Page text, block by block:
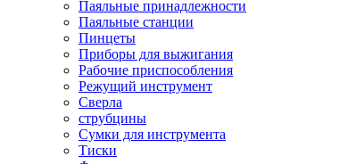
Паяльные принадлежности
Паяльные станции
Пинцеты
Приборы для выжигания
Рабочие приспособления
Режущий инструмент
Сверла
струбцины
Сумки для инструмента
Тиски